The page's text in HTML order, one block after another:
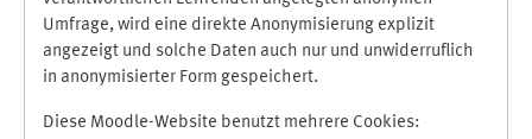
Umfrage, wird eine direkte Anonymisierung explizit
angezeigt und solche Daten auch nur und unwiderruflich
in anonymisierter Form gespeichert.
Diese Moodle-Website benutzt mehrere Cookies: